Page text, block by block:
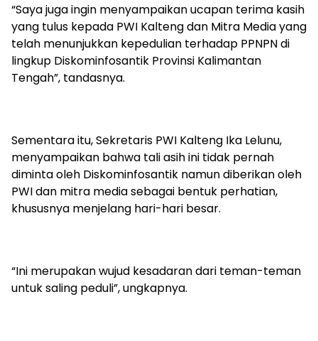
“Saya juga ingin menyampaikan ucapan terima kasih
yang tulus kepada PWI Kalteng dan Mitra Media yang
telah menunjukkan kepedulian terhadap PPNPN di
lingkup Diskominfosantik Provinsi Kalimantan
Tengah”, tandasnya.
Sementara itu, Sekretaris PWI Kalteng Ika Lelunu,
menyampaikan bahwa tali asih ini tidak pernah
diminta oleh Diskominfosantik namun diberikan oleh
PWI dan mitra media sebagai bentuk perhatian,
khususnya menjelang hari-hari besar.
“Ini merupakan wujud kesadaran dari teman-teman
untuk saling peduli”, ungkapnya.